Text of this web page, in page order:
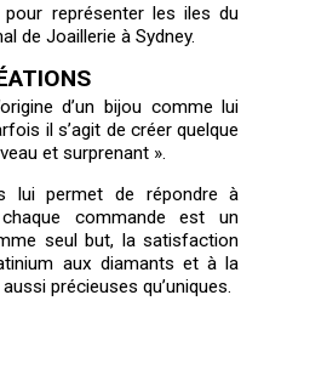
représenter les iles du
de Joaillerie à Sydney.
d’un bijou comme lui
il s’agit de créer quelque
et surprenant ».
lui permet de répondre à
commande est un
seul but, la satisfaction
aux diamants et à la
précieuses qu’uniques.